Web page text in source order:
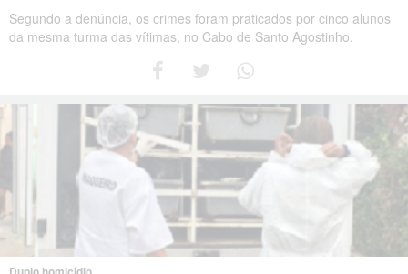
Segundo a denúncia, os crimes foram praticados por cinco alunos
da mesma turma das vítimas, no Cabo de Santo Agostinho.